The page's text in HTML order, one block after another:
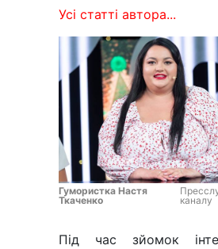
Усі статті автора...
Гумористка Настя
Ткаченко
каналу
Під час зйомок